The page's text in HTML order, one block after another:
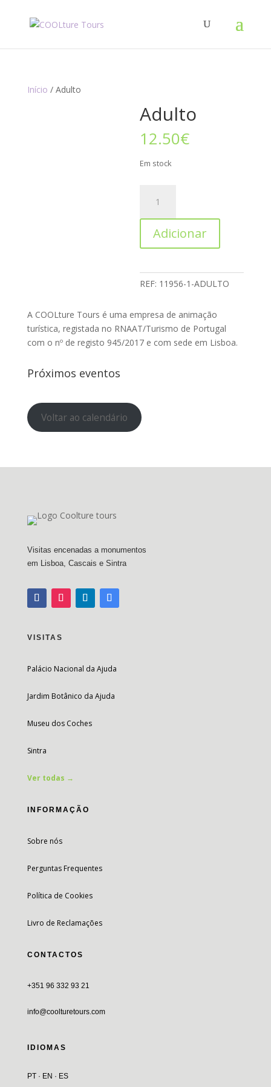
Início / Adulto
Adulto
12.50€
Em stock
Adicionar
REF: 11956-1-ADULTO
A COOLture Tours é uma empresa de animação
turística, registada no RNAAT/Turismo de Portugal
com o nº de registo 945/2017 e com sede em Lisboa.
Próximos eventos
Voltar ao calendário
Visitas encenadas a monumentos
em Lisboa, Cascais e Sintra
VISITAS
Palácio Nacional da Ajuda
Jardim Botânico da Ajuda
Museu dos Coches
Sintra
Ver todas →
INFORMAÇÃO
Sobre nós
Perguntas Frequentes
Política de Cookies
Livro de Reclamações
CONTACTOS
+351 96 332 93 21
info@coolturetours.com
IDIOMAS
PT · EN · ES